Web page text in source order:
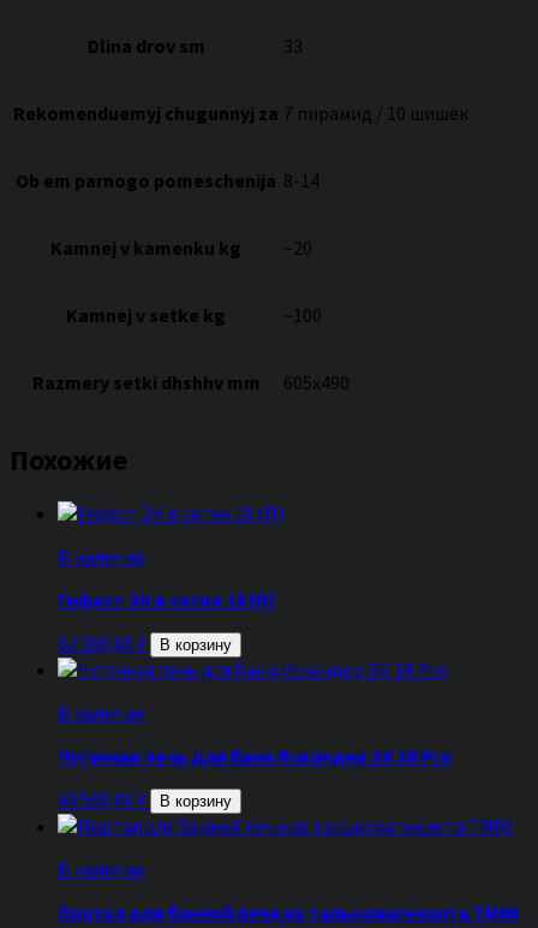
Dlina drov sm 33
Rekomenduemyj chugunnyj za 7 пирамид / 10 шишек
Ob em parnogo pomeschenija 8-14
Kamnej v kamenku kg ~20
Kamnej v setke kg ~100
Razmery setki dhshhv mm 605х490
Похожие
В наличии
Гефест ЗК в сетке 18 (П)
62 200,00 ₽ В корзину
В наличии
Чугунная печь для бани Искандер ЗК 18 Pro
60 500,00 ₽ В корзину
В наличии
Портал для банной печи из талькомагнезита ТМ06